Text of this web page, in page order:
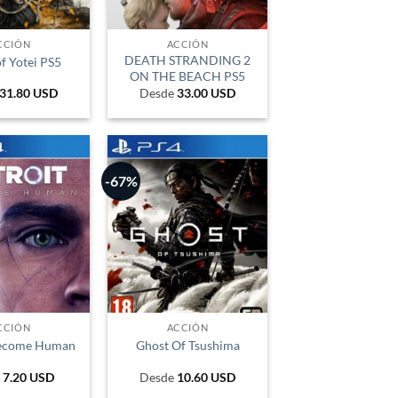
Yotei PS5
31.80 USD
ACCIÓN
DEATH STRANDING 2
ON THE BEACH PS5
Desde33.00 USD
Human
7.20 USD
-67%
ACCIÓN
Ghost Of Tsushima
Desde 10.60 USD